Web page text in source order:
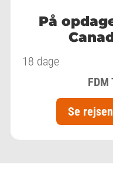
På
18 dage
FDM
Se